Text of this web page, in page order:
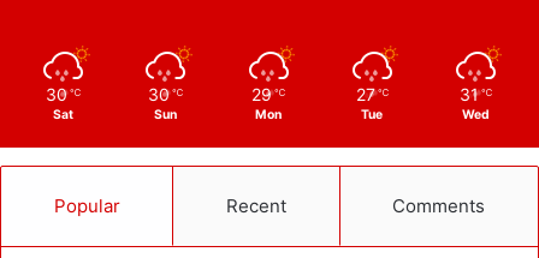
30 ℃
Sat
30 ℃
Sun
29 ℃
Mon
27 ℃
Tue
31 ℃
Wed
Popular Recent Comments